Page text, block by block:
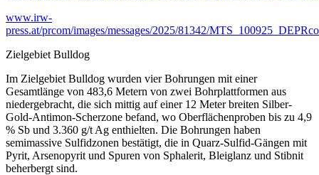
www.irw-
press.at/prcom/images/messages/2025/81342/
Zielgebiet Bulldog
Im Zielgebiet Bulldog wurden vier Bohrungen mit einer
Gesamtlänge von 483,6 Metern von zwei Bohrplattformen aus
niedergebracht, die sich mittig auf einer 12 Meter breiten Silber-
Gold-Antimon-Scherzone befand, wo Oberflächenproben bis zu 4,9
% Sb und 3.360 g/t Ag enthielten. Die Bohrungen haben
semimassive Sulfidzonen bestätigt, die in Quarz-Sulfid-Gängen mit
Pyrit, Arsenopyrit und Spuren von Sphalerit, Bleiglanz und Stibnit
beherbergt sind.